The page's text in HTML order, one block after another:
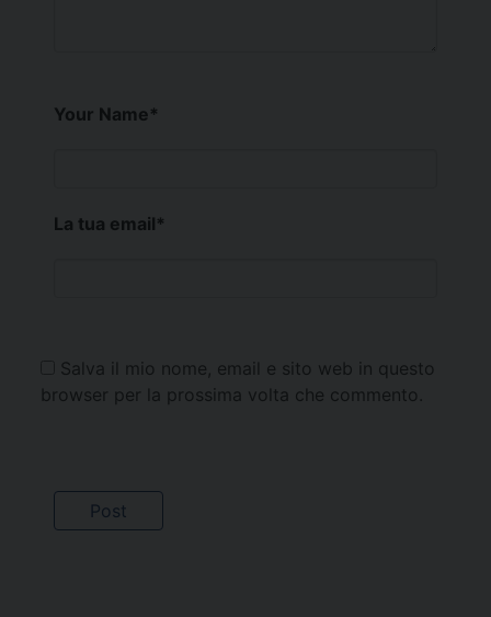
Your Name*
La tua email*
Salva il mio nome, email e sito web in questo
browser per la prossima volta che commento.